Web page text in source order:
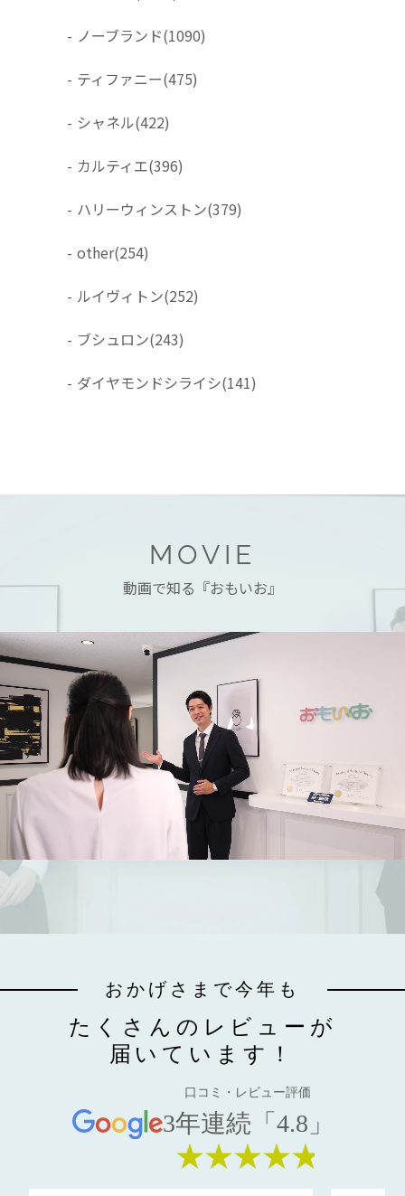
- ノーブランド(1090)
- ティファニー(475)
- シャネル(422)
- カルティエ(396)
- ハリーウィンストン(379)
- other(254)
- ルイヴィトン(252)
- ブシュロン(243)
- ダイヤモンドシライシ(141)
MOVIE
動画で知る『おもいお』
おかげさまで今年も
たくさんのレビューが
届いています！
口コミ・レビュー評価
3年連続「4.8」
★★★★★